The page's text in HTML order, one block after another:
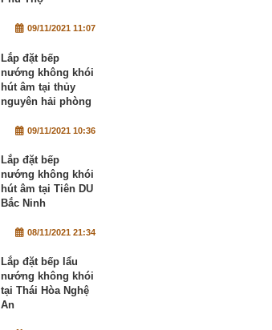
09/11/2021 11:07
Lắp đặt bếp
nướng không khói
hút âm tại thủy
nguyên hải phòng
09/11/2021 10:36
Lắp đặt bếp
nướng không khói
hút âm tại Tiên DU
Bắc Ninh
08/11/2021 21:34
Lắp đặt bếp lẩu
nướng không khói
tại Thái Hòa Nghệ
An